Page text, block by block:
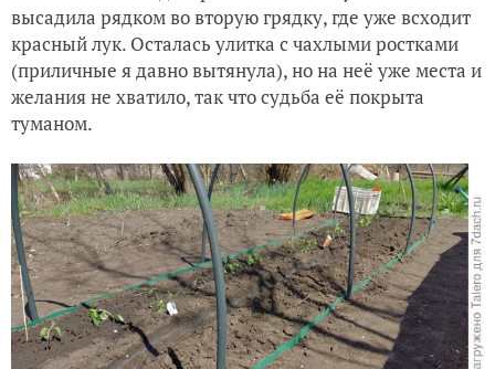
высадила рядком во вторую грядку, где уже всходит
красный лук. Осталась улитка с чахлыми ростками
(приличные я давно вытянула), но на неё уже места и
желания не хватило, так что судьба её покрыта
туманом.